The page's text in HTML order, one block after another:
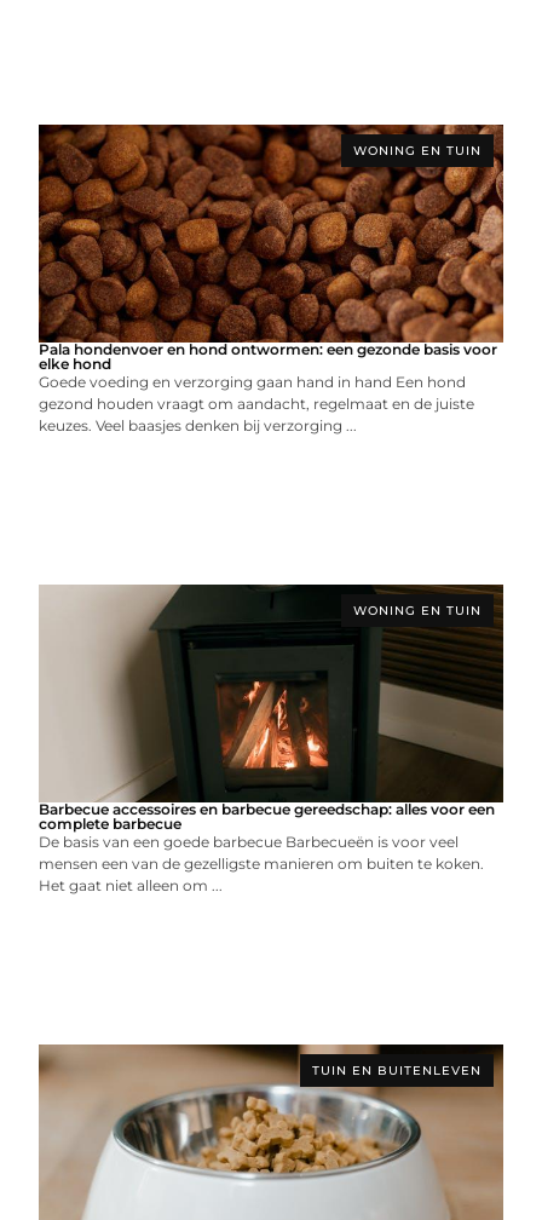
WONING EN TUIN
Pala hondenvoer en hond ontwormen: een gezonde basis voor
elke hond
Goede voeding en verzorging gaan hand in hand Een hond
gezond houden vraagt om aandacht, regelmaat en de juiste
keuzes. Veel baasjes denken bij verzorging ...
WONING EN TUIN
Barbecue accessoires en barbecue gereedschap: alles voor een
complete barbecue
De basis van een goede barbecue Barbecueën is voor veel
mensen een van de gezelligste manieren om buiten te koken.
Het gaat niet alleen om ...
TUIN EN BUITENLEVEN